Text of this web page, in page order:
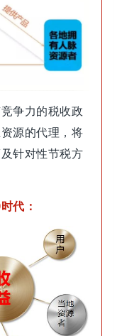
争力的税收政
源的代理，将
针对性节税方
代：